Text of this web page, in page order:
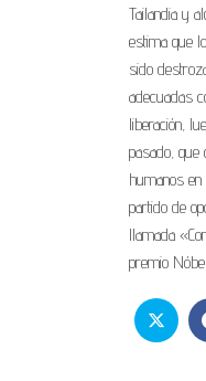
Tailandia y
estima que
sido
adecuadas
liberación,
pasado, que
humanos
partido de
llamada
premio